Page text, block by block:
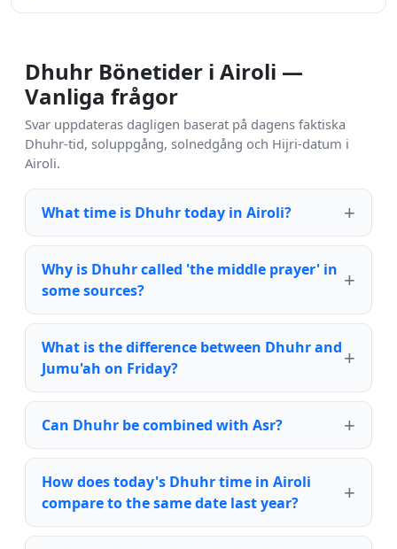
Dhuhr Bönetider i Airoli —
Vanliga frågor
Svar uppdateras dagligen baserat på dagens faktiska
Dhuhr-tid, soluppgång, solnedgång och Hijri-datum i
Airoli.
What time is Dhuhr today in Airoli?
Why is Dhuhr called 'the middle prayer' in
some sources?
What is the difference between Dhuhr and
Jumu'ah on Friday?
Can Dhuhr be combined with Asr?
How does today's Dhuhr time in Airoli
compare to the same date last year?